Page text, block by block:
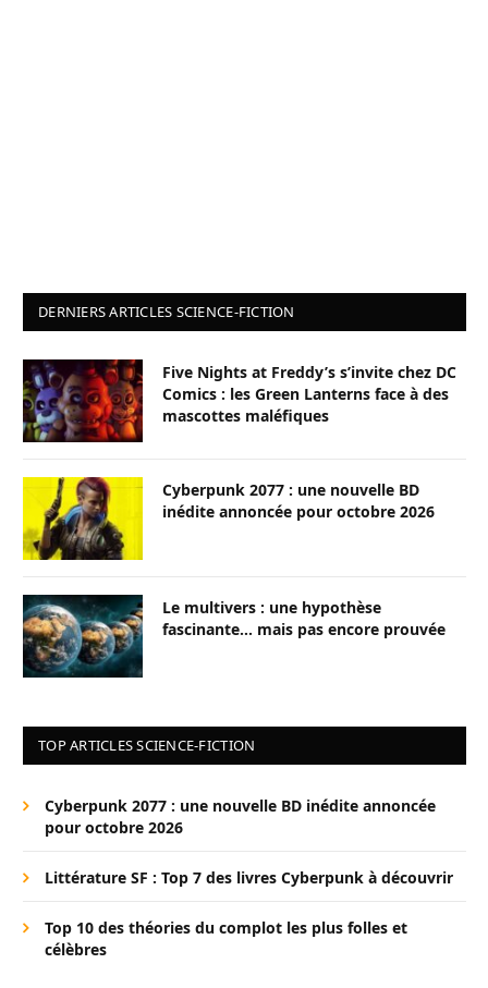
DERNIERS ARTICLES SCIENCE-FICTION
Five Nights at Freddy’s s’invite chez DC
Comics : les Green Lanterns face à des
mascottes maléfiques
Cyberpunk 2077 : une nouvelle BD
inédite annoncée pour octobre 2026
Le multivers : une hypothèse
fascinante… mais pas encore prouvée
TOP ARTICLES SCIENCE-FICTION
Cyberpunk 2077 : une nouvelle BD inédite annoncée
pour octobre 2026
Littérature SF : Top 7 des livres Cyberpunk à découvrir
Top 10 des théories du complot les plus folles et
célèbres